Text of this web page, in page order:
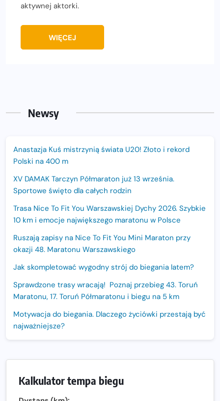
aktywnej aktorki.
WIĘCEJ
Newsy
Anastazja Kuś mistrzynią świata U20! Złoto i rekord
Polski na 400 m
XV DAMAK Tarczyn Półmaraton już 13 września.
Sportowe święto dla całych rodzin
Trasa Nice To Fit You Warszawskiej Dychy 2026. Szybkie
10 km i emocje największego maratonu w Polsce
Ruszają zapisy na Nice To Fit You Mini Maraton przy
okazji 48. Maratonu Warszawskiego
Jak skompletować wygodny strój do biegania latem?
Sprawdzone trasy wracają! Poznaj przebieg 43. Toruń
Maratonu, 17. Toruń Półmaratonu i biegu na 5 km
Motywacja do biegania. Dlaczego życiówki przestają być
najważniejsze?
Sprawdzony przebieg i profil stworzony do szybkiego
biegania
Kalkulator tempa biegu